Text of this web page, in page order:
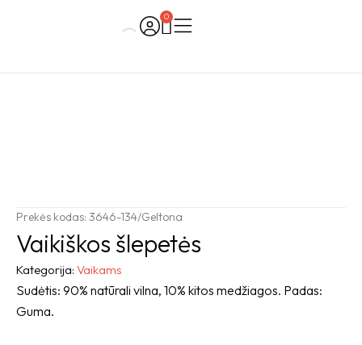
0
Cart
Prekės kodas: 3646-134/Geltona
Vaikiškos šlepetės
Kategorija: Vaikams
Sudėtis: 90% natūrali vilna, 10% kitos medžiagos. Padas:
Guma.